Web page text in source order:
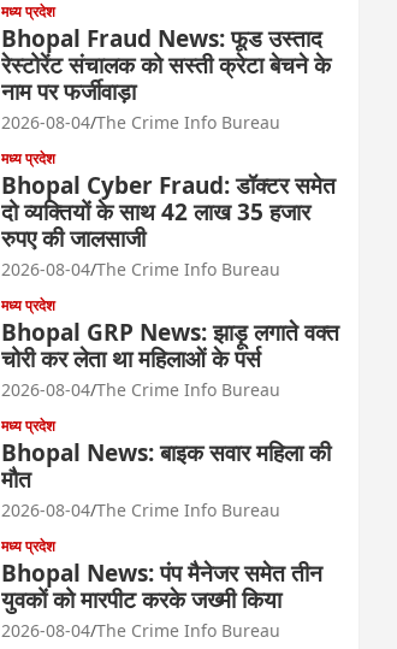
मध्य प्रदेश
Bhopal Fraud News: फूड उस्ताद
रेस्टोरेंट संचालक को सस्ती क्रेटा बेचने के
नाम पर फर्जीवाड़ा
2026-08-04 The Crime Info Bureau
मध्य प्रदेश
Bhopal Cyber Fraud: डॉक्टर समेत
दो व्यक्तियों के साथ 42 लाख 35 हजार
रुपए की जालसाजी
2026-08-04 The Crime Info Bureau
मध्य प्रदेश
Bhopal GRP News: झाड़ू लगाते वक्त
चोरी कर लेता था महिलाओं के पर्स
2026-08-04 The Crime Info Bureau
मध्य प्रदेश
Bhopal News: बाइक सवार महिला की
मौत
2026-08-04 The Crime Info Bureau
मध्य प्रदेश
Bhopal News: पंप मैनेजर समेत तीन
युवकों को मारपीट करके जख्मी किया
2026-08-04 The Crime Info Bureau